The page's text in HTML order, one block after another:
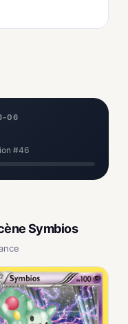
06
#46
Symbios